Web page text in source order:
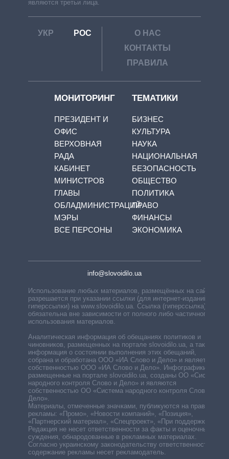
являются третьи лица.
УКР РОС
О НАС
КОНТАКТЫ
ПРАВИЛА
МОНИТОРИНГ
ПРЕЗИДЕНТ И
ОФИС
ВЕРХОВНАЯ
РАДА
КАБИНЕТ
МИНИСТРОВ
ГЛАВЫ
ОБЛАДМИНИСТРАЦИЙ
МЭРЫ
ВСЕ ПЕРСОНЫ
ТЕМАТИКИ
БИЗНЕС
КУЛЬТУРА
НАУКА
НАЦИОНАЛЬНАЯ
БЕЗОПАСНОСТЬ
ОБЩЕСТВО
ПОЛИТИКА
ПРАВО
ФИНАНСЫ
ЭКОНОМИКА
info@slovoidilo.ua
Использование любых материалов, размещённых на сайте,
разрешается при указании ссылки (для интернет-изданий —
гиперссылки) на www.slovoidilo.ua. Ссылка (гиперссылка)
обязательна вне зависимости от полного либо частичного
использования материалов.
Аналитическая информация об обещаниях политиков и
чиновников, размещенных на портале slovoidilo.ua, а также
информация о состоянии выполнения этих обещаний,
собрана и обработана ООО «ИА Слово и Дело» и является
собственностью ООО «ИА Слово и Дело». Инфографики,
размещенные на портале slovoidilo.ua, созданы ОО «Система
народного контроля Слово и Дело» и являются
собственностью ОО «Система народного контроля Слово и
Дело».
Материалы, отмеченные значками, публикуются на правах
рекламы: «Промо», «Новости компаний», «Позиция»,
«Партнерский материал», «Спецпроект», «При поддержке».
Редакция не несет ответственности за факты и оценочные
суждения, обнародованные в рекламных материалах.
Согласно украинскому законодательству ответственность за
содержание рекламы несет рекламодатель.